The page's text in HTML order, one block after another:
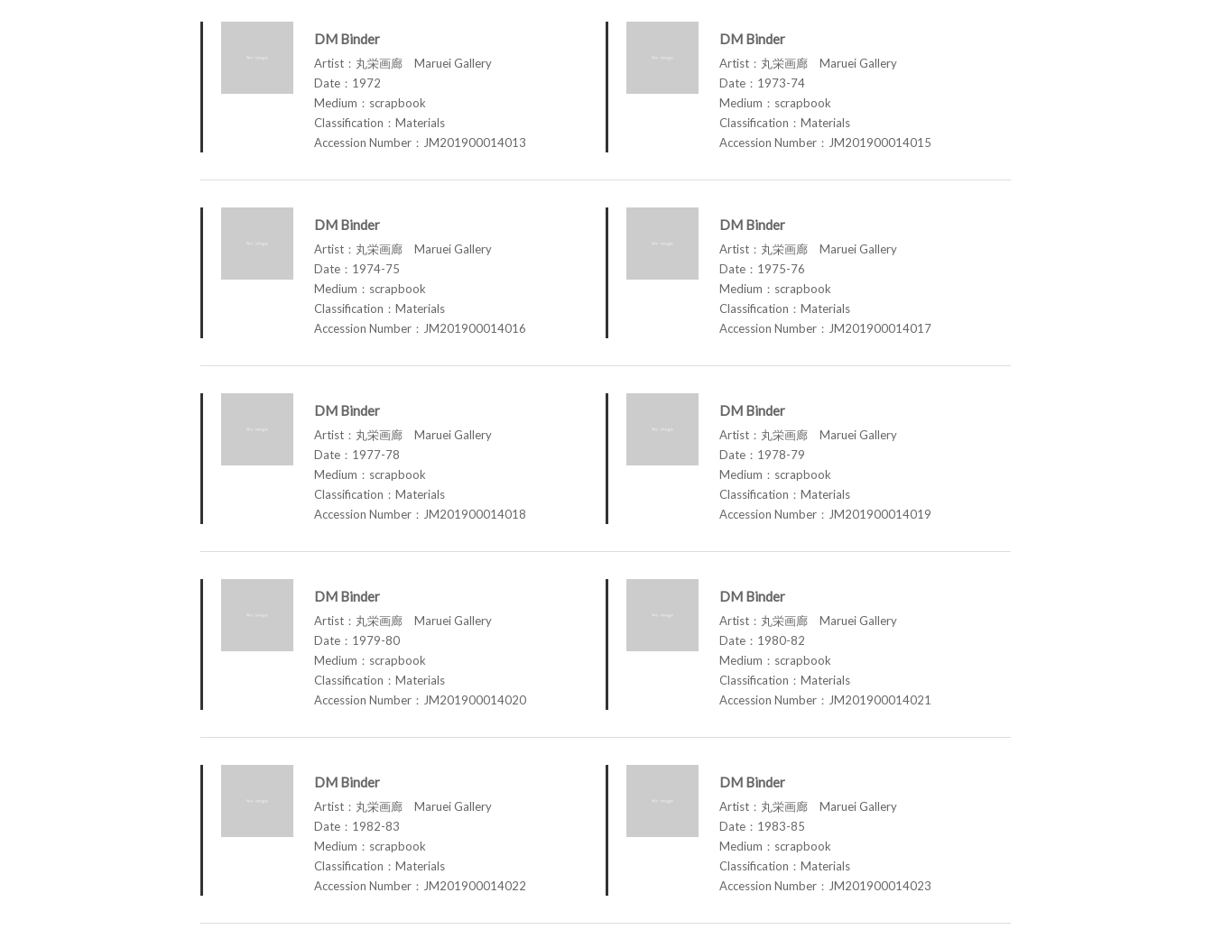
DM Binder
Artist：丸栄画廊 Maruei Gallery
Date：1972
Medium：scrapbook
Classification：Materials
Accession Number：JM201900014013
DM Binder
Artist：丸栄画廊 Maruei Gallery
Date：1973-74
Medium：scrapbook
Classification：Materials
Accession Number：JM201900014015
DM Binder
Artist：丸栄画廊 Maruei Gallery
Date：1974-75
Medium：scrapbook
Classification：Materials
Accession Number：JM201900014016
DM Binder
Artist：丸栄画廊 Maruei Gallery
Date：1975-76
Medium：scrapbook
Classification：Materials
Accession Number：JM201900014017
DM Binder
Artist：丸栄画廊 Maruei Gallery
Date：1977-78
Medium：scrapbook
Classification：Materials
Accession Number：JM201900014018
DM Binder
Artist：丸栄画廊 Maruei Gallery
Date：1978-79
Medium：scrapbook
Classification：Materials
Accession Number：JM201900014019
DM Binder
Artist：丸栄画廊 Maruei Gallery
Date：1979-80
Medium：scrapbook
Classification：Materials
Accession Number：JM201900014020
DM Binder
Artist：丸栄画廊 Maruei Gallery
Date：1980-82
Medium：scrapbook
Classification：Materials
Accession Number：JM201900014021
DM Binder
Artist：丸栄画廊 Maruei Gallery
Date：1982-83
Medium：scrapbook
Classification：Materials
Accession Number：JM201900014022
DM Binder
Artist：丸栄画廊 Maruei Gallery
Date：1983-85
Medium：scrapbook
Classification：Materials
Accession Number：JM201900014023